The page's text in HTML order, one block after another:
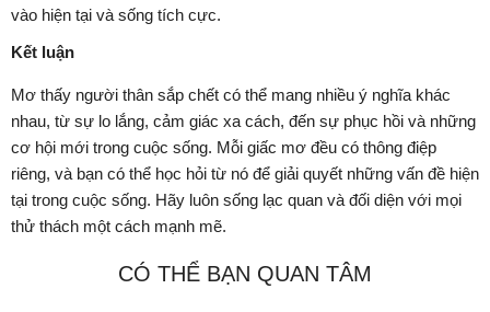
vào hiện tại và sống tích cực.
Kết luận
Mơ thấy người thân sắp chết có thể mang nhiều ý nghĩa khác
nhau, từ sự lo lắng, cảm giác xa cách, đến sự phục hồi và những
cơ hội mới trong cuộc sống. Mỗi giấc mơ đều có thông điệp
riêng, và bạn có thể học hỏi từ nó để giải quyết những vấn đề hiện
tại trong cuộc sống. Hãy luôn sống lạc quan và đối diện với mọi
thử thách một cách mạnh mẽ.
CÓ THỂ BẠN QUAN TÂM